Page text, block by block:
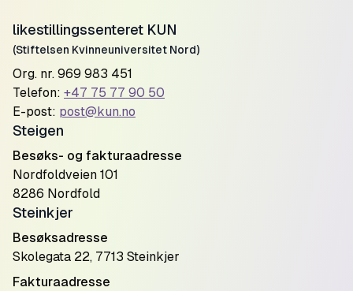
likestillingssenteret KUN
(Stiftelsen Kvinneuniversitet Nord)
Org. nr. 969 983 451
Telefon: +47 75 77 90 50
E-post: post@kun.no
Steigen
Besøks- og fakturaadresse
Nordfoldveien 101
8286 Nordfold
Steinkjer
Besøksadresse
Skolegata 22, 7713 Steinkjer
Fakturaadresse